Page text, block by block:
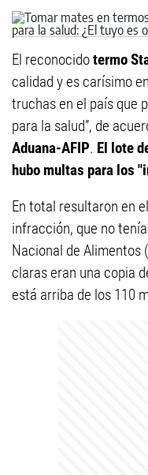
El reconocidotermo
calidad y es carísimo
truchas en el país que
para la salud”, de
Aduana-AFIP. El lote
hubo multas para los
En total resultaron en
infracción, que no
Nacional de Alimentos
claras eran una copia
está arriba de los 110